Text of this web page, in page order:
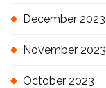
December 2023
November 2023
October 2023